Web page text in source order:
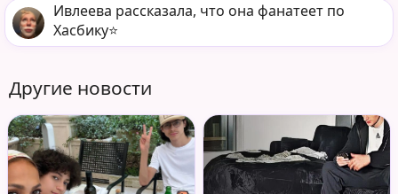
Ивлеева рассказала, что она фанатеет по
Хасбику⭐️
Другие новости